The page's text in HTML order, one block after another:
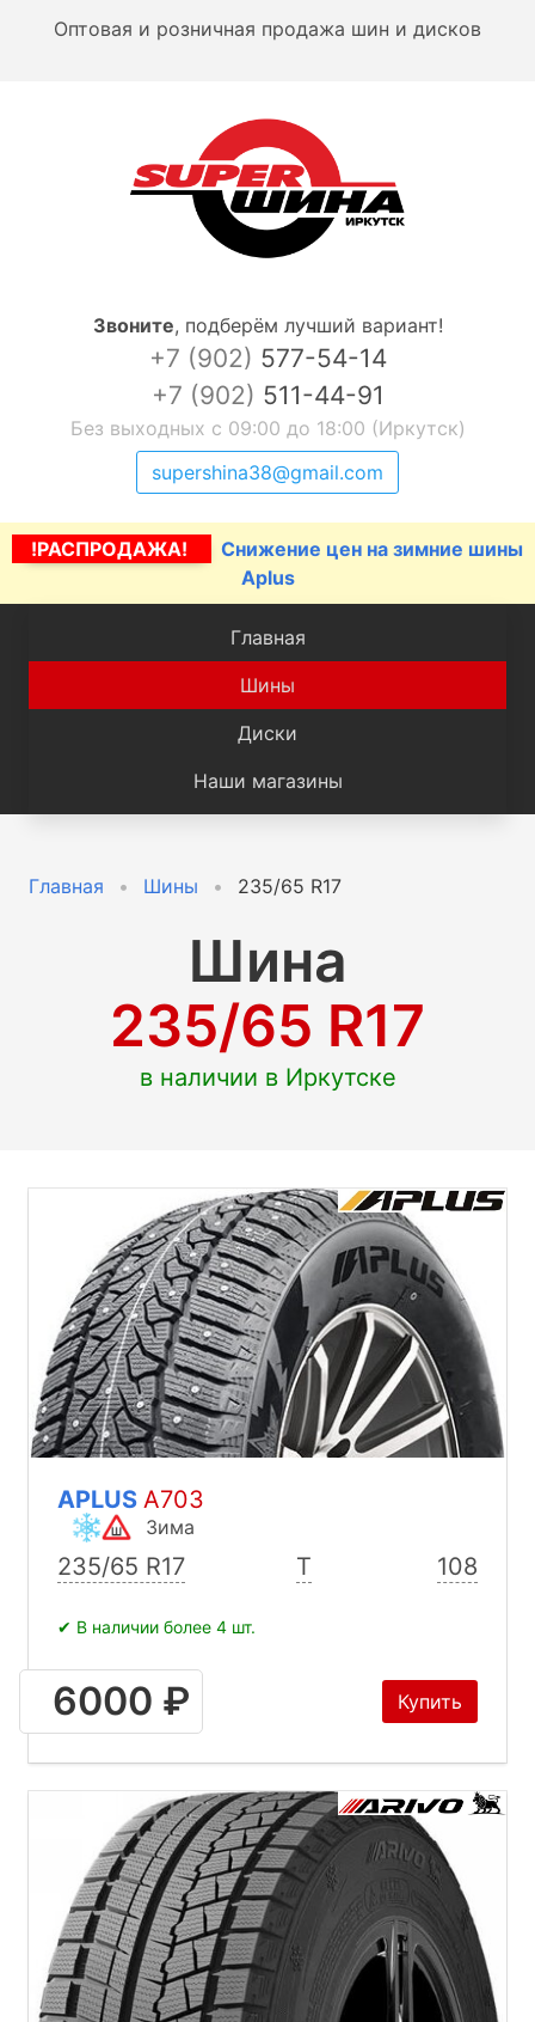
Оптовая и розничная продажа шин и дисков
Звоните, подберём лучший вариант!
+7 (902) 577-54-14
+7 (902) 511-44-91
Без выходных с 09:00 до 18:00 (Иркутск)
supershina38@gmail.com
!РАСПРОДАЖА!
Снижение цен на зимние шины
Aplus
Главная
Шины
Диски
Наши магазины
Главная Шины 235/65 R17
Шина
235/65 R17
в наличии в Иркутске
APLUS A703
Зима
235/65 R17 T 108
✔ В наличии более 4 шт.
6000 ₽ Купить